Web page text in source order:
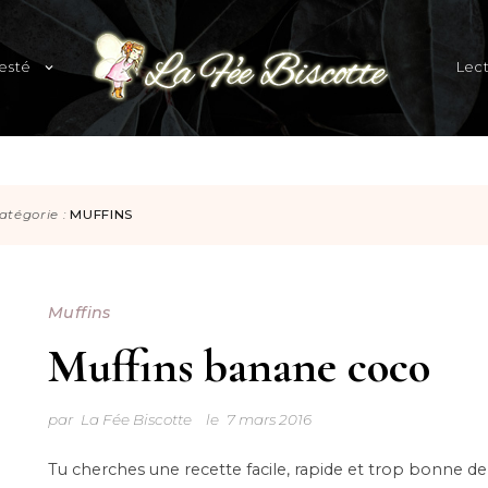
child
Blog familial et lifestyle
:MUFFINS
Muffins
Muffins banane coco
par La Fée Biscotte le 7 mars 2016
Tu cherches une recette facile, rapide et trop bonne de